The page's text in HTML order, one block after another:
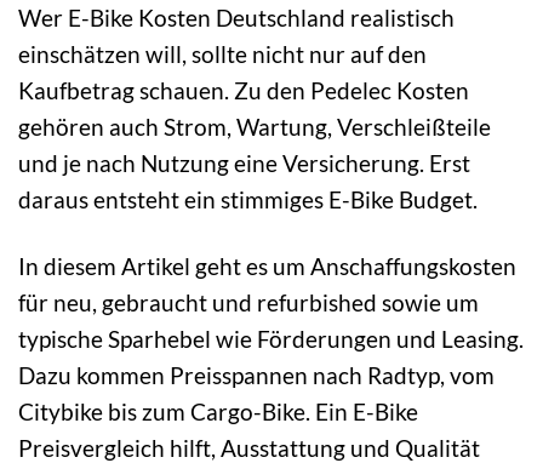
Wer E-Bike Kosten Deutschland realistisch
einschätzen will, sollte nicht nur auf den
Kaufbetrag schauen. Zu den Pedelec Kosten
gehören auch Strom, Wartung, Verschleißteile
und je nach Nutzung eine Versicherung. Erst
daraus entsteht ein stimmiges E-Bike Budget.
In diesem Artikel geht es um Anschaffungskosten
für neu, gebraucht und refurbished sowie um
typische Sparhebel wie Förderungen und Leasing.
Dazu kommen Preisspannen nach Radtyp, vom
Citybike bis zum Cargo-Bike. Ein E-Bike
Preisvergleich hilft, Ausstattung und Qualität